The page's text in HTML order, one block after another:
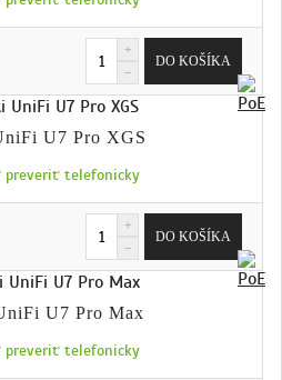
U7 Pro XGS
preveriť telefonicky
U7 Pro Max
preveriť telefonicky